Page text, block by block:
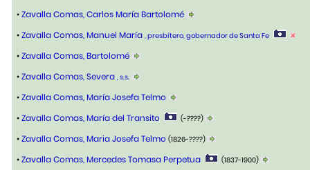
•Zavalla Comas, Carlos María Bartolomé
•Zavalla Comas, Manuel María , presbítero, gobernador de Santa Fe
•Zavalla Comas, Bartolomé
•Zavalla Comas, Severa , s.s.
•Zavalla Comas, María Josefa Telmo
•Zavalla Comas, María del Transito (-????)
•Zavalla Comas, Maria Josefa Telmo (1826-????)
•Zavalla Comas, Mercedes Tomasa Perpetua (1837-1900)